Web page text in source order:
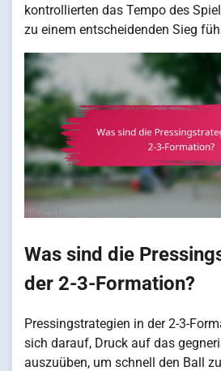
kontrollierten das Tempo des
zu einem entscheidenden Sieg
Was sind die
der 2-3-Formation?
Pressingstrategien in der 2-3-
sich darauf, Druck auf das
auszuüben, um schnell den Ball